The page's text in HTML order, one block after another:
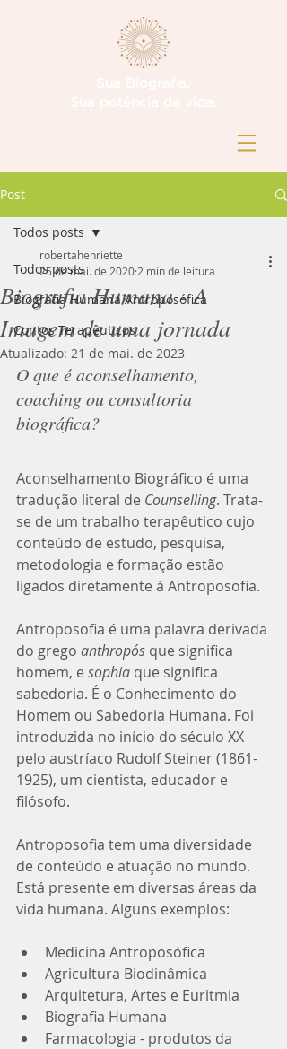
Post
Todos posts
Biografia Humana Antroposófica
Contos Terapêuticos
Todos posts
Biografia Humana - A
Imagem de uma jornada
robertahenriette
25 de mai. de 2020 2 min de leitura
Atualizado: 21 de mai. de 2023
O que é aconselhamento,
coaching ou consultoria
biográfica?
Aconselhamento Biográfico é uma
tradução literal de Counselling. Trata-
se de um trabalho terapêutico cujo
conteúdo de estudo, pesquisa,
metodologia e formação estão
ligados diretamente à Antroposofia.
Antroposofia é uma palavra derivada
do grego anthropós que significa
homem, e sophia que significa
sabedoria. É o Conhecimento do
Homem ou Sabedoria Humana. Foi
introduzida no início do século XX
pelo austríaco Rudolf Steiner (1861-
1925), um cientista, educador e
filósofo.
Antroposofia tem uma diversidade
de conteúdo e atuação no mundo.
Está presente em diversas áreas da
vida humana. Alguns exemplos:
Medicina Antroposófica
Agricultura Biodinâmica
Arquitetura, Artes e Euritmia
Biografia Humana
Farmacologia - produtos da